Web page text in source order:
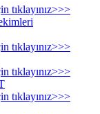
tıklayınız>>>
tıklayınız>>>
tıklayınız>>>
tıklayınız>>>